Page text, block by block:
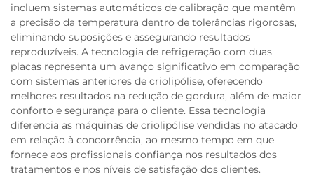
incluem sistemas automáticos de calibração que mantêm
a precisão da temperatura dentro de tolerâncias rigorosas,
eliminando suposições e assegurando resultados
reproduzíveis. A tecnologia de refrigeração com duas
placas representa um avanço significativo em comparação
com sistemas anteriores de criolipólise, oferecendo
melhores resultados na redução de gordura, além de maior
conforto e segurança para o cliente. Essa tecnologia
diferencia as máquinas de criolipólise vendidas no atacado
em relação à concorrência, ao mesmo tempo em que
fornece aos profissionais confiança nos resultados dos
tratamentos e nos níveis de satisfação dos clientes.